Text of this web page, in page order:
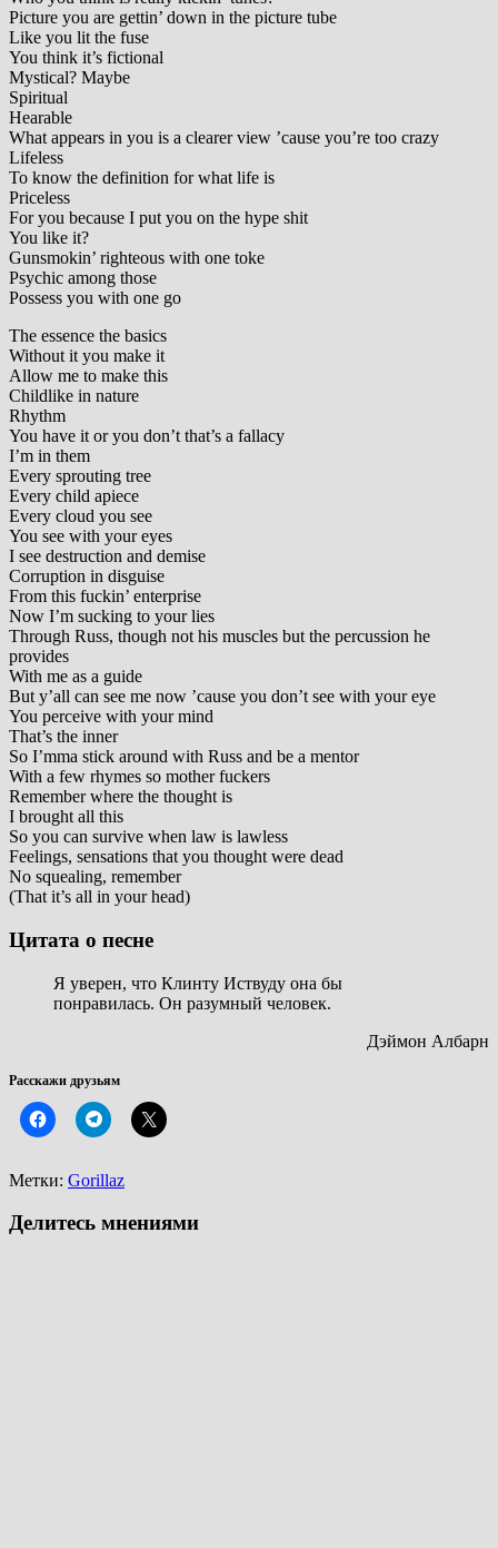
Picture you are gettin’ down in the picture tube
Like you lit the fuse
You think it’s fictional
Mystical? Maybe
Spiritual
Hearable
What appears in you is a clearer view ’cause you’re too crazy
Lifeless
To know the definition for what life is
Priceless
For you because I put you on the hype shit
You like it?
Gunsmokin’ righteous with one toke
Psychic among those
Possess you with one go
The essence the basics
Without it you make it
Allow me to make this
Childlike in nature
Rhythm
You have it or you don’t that’s a fallacy
I’m in them
Every sprouting tree
Every child apiece
Every cloud you see
You see with your eyes
I see destruction and demise
Corruption in disguise
From this fuckin’ enterprise
Now I’m sucking to your lies
Through Russ, though not his muscles but the percussion he
provides
With me as a guide
But y’all can see me now ’cause you don’t see with your eye
You perceive with your mind
That’s the inner
So I’mma stick around with Russ and be a mentor
With a few rhymes so mother fuckers
Remember where the thought is
I brought all this
So you can survive when law is lawless
Feelings, sensations that you thought were dead
No squealing, remember
(That it’s all in your head)
Цитата о песне
Я уверен, что Клинту Иствуду она бы
понравилась. Он разумный человек.
Дэймон Албарн
Расскажи друзьям
Метки: Gorillaz
Делитесь мнениями